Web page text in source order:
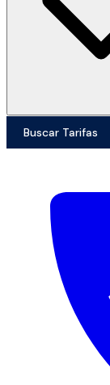
Buscar Tarifas